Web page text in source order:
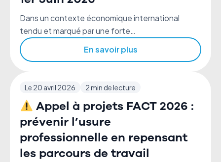
Dans un contexte économique international
tendu et marqué par une forte…
En savoir plus
Le 20 avril 2026 2 min de lecture
Appel à projets FACT 2026 :
prévenir l’usure
professionnelle en repensant
les parcours de travail